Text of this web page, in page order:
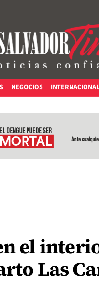
NEGOCIOS
el
Las